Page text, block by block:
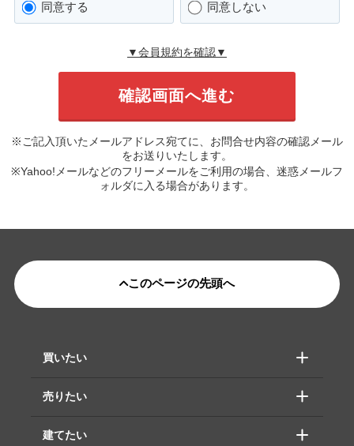
同意する 同意しない
▼会員規約を確認▼
※ご記入頂いたメールアドレス宛てに、お問合せ内容の確認メール
をお送りいたします。
※Yahoo!メールなどのフリーメールをご利用の場合、迷惑メールフ
ォルダに入る場合があります。
このページの先頭へ
買いたい
売りたい
建てたい